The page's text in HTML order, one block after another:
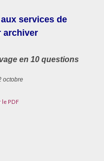
services de
archiver
en 10 questions
octobre
PDF